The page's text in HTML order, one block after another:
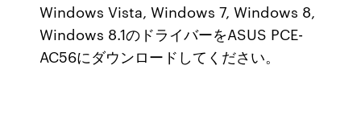
Windows Vista, Windows 7, Windows 8,
Windows 8.1のドライバーをASUS PCE-
AC56にダウンロードしてください。